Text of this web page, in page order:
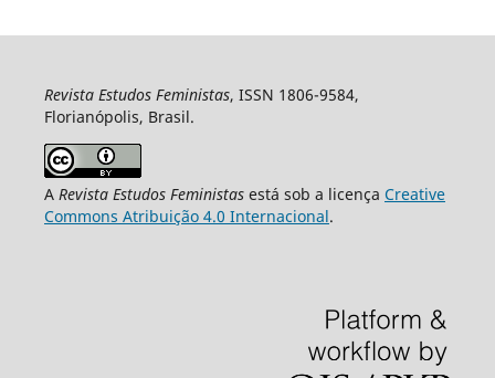
Revista Estudos Feministas, ISSN 1806-9584,
Florianópolis, Brasil.
A Revista Estudos Feministasestá sob a licença Creative
Commons Atribuição 4.0 Internacional.